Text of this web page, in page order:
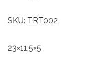
SKU: TRT002
23×11,5×5